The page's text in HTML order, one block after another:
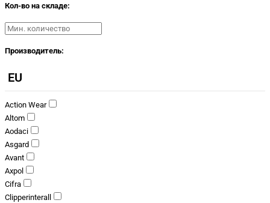
Кол-во на складе:
Производитель:
EU
Action Wear
Altom
Aodaci
Asgard
Avant
Axpol
Cifra
Clipperinterall